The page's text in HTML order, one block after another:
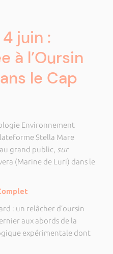
juin :
à l’Oursin
le Cap
Environnement
Stella Mare
grand public, sur
(Marine de Luri) dans le
: un relâcher d’oursin
aux abords de la
expérimentale dont